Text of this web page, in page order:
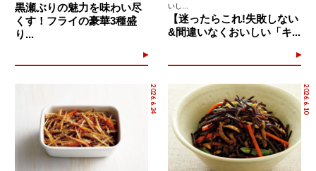
黒瀬ぶりの魅力を味わい尽
くす！フライの豪華3種盛
り...
いし...
【迷ったらこれ!失敗しない
&間違いなくおいしい「キ...
2026.6.24 2026.6.10